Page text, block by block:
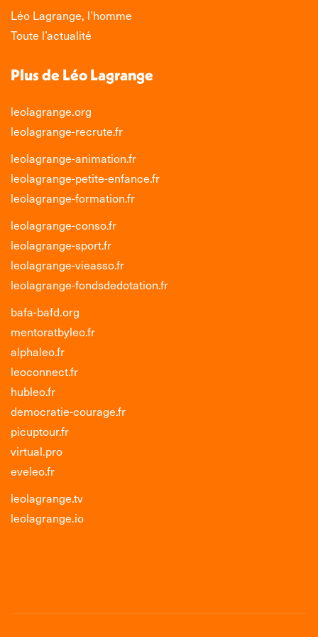
Léo Lagrange, l’homme
Toute l’actualité
Plus de Léo Lagrange
leolagrange.org
leolagrange-recrute.fr
leolagrange-animation.fr
leolagrange-petite-enfance.fr
leolagrange-formation.fr
leolagrange-conso.fr
leolagrange-sport.fr
leolagrange-vieasso.fr
leolagrange-fondsdedotation.fr
bafa-bafd.org
mentoratbyleo.fr
alphaleo.fr
leoconnect.fr
hubleo.fr
democratie-courage.fr
picuptour.fr
virtual.pro
eveleo.fr
leolagrange.tv
leolagrange.io